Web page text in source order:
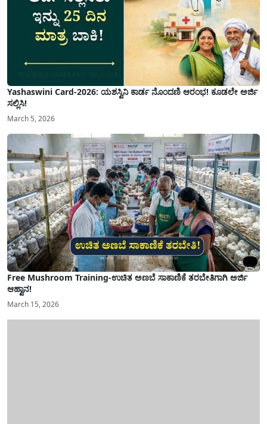
Yashaswini Card-2026: ಯಶಸ್ವಿನಿ ಕಾರ್ಡ ನೊಂದಣಿ ಆರಂಭ! ಕೂಡಲೇ ಅರ್ಜಿ
ಸಲ್ಲಿಸಿ!
March 5, 2026
Free Mushroom Training-ಉಚಿತ ಅಣಬೆ ಸಾಕಾಣಿಕೆ ತರಬೇತಿಗಾಗಿ ಅರ್ಜಿ
ಆಹ್ವಾನ!
March 15, 2026